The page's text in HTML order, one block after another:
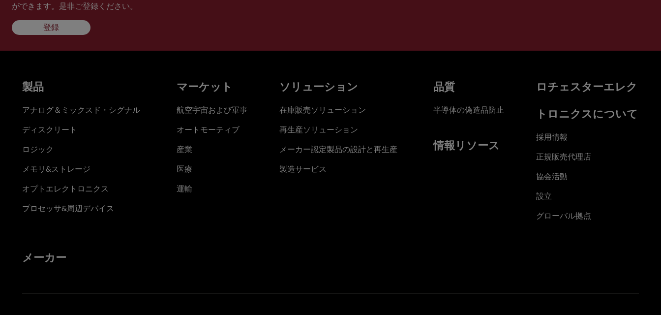
ができます。是非ご登録ください。
登録
製品
アナログ＆ミックスド・シグナル
ディスクリート
ロジック
メモリ&ストレージ
オプトエレクトロニクス
プロセッサ&周辺デバイス
マーケット
航空宇宙および軍事
オートモーティブ
産業
医療
運輸
ソリューション
在庫販売ソリューション
再生産ソリューション
メーカー認定製品の設計と再生産
製造サービス
品質
半導体の偽造品防止
情報リソース
ロチェスターエレク
トロニクスについて
採用情報
正規販売代理店
協会活動
設立
グローバル拠点
メーカー